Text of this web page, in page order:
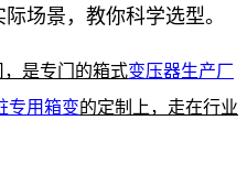
场景，教你科学选型。
是专门的箱式变压器生产厂
专用箱变的定制上，走在行业